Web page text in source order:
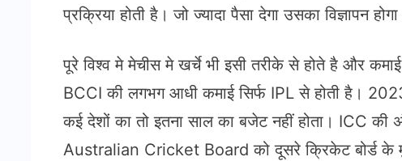
प्रक्रिया होती है। जो ज्यादा पैसा देगा उसका विज्ञापन
पूरे विश्व मे मेचीस मे खर्चे भी इसी तरीके से होते है और
BCCI की लगभग आधी कमाई सिर्फ IPL से होती है।
कई देशों का तो इतना साल का बजेट नहीं होता। ICC की
Australian Cricket Board को दूसरे क्रिकेट बोर्ड के